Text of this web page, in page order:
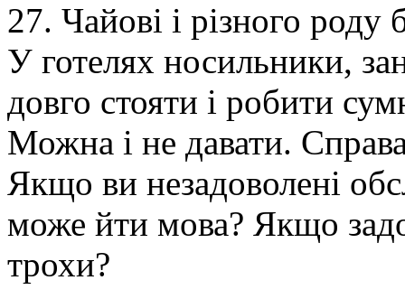
27. Чайові і різного
У готелях носильники,
довго стояти і робити
Можна і не давати.
Якщо ви незадоволені
може йти мова? Якщо
трохи?